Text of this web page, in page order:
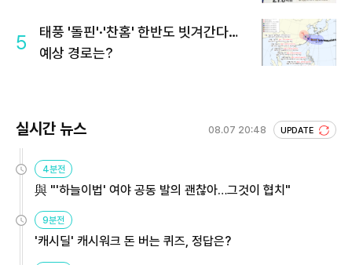
5
태풍 '돌핀'·'찬홈' 한반도 빗겨간다…
예상 경로는?
실시간 뉴스 08.07 20:48 UPDATE
4분전
與 "'하늘이법' 여야 공동 발의 괜찮아…그것이 협치"
9분전
'캐시딜' 캐시워크 돈 버는 퀴즈, 정답은?